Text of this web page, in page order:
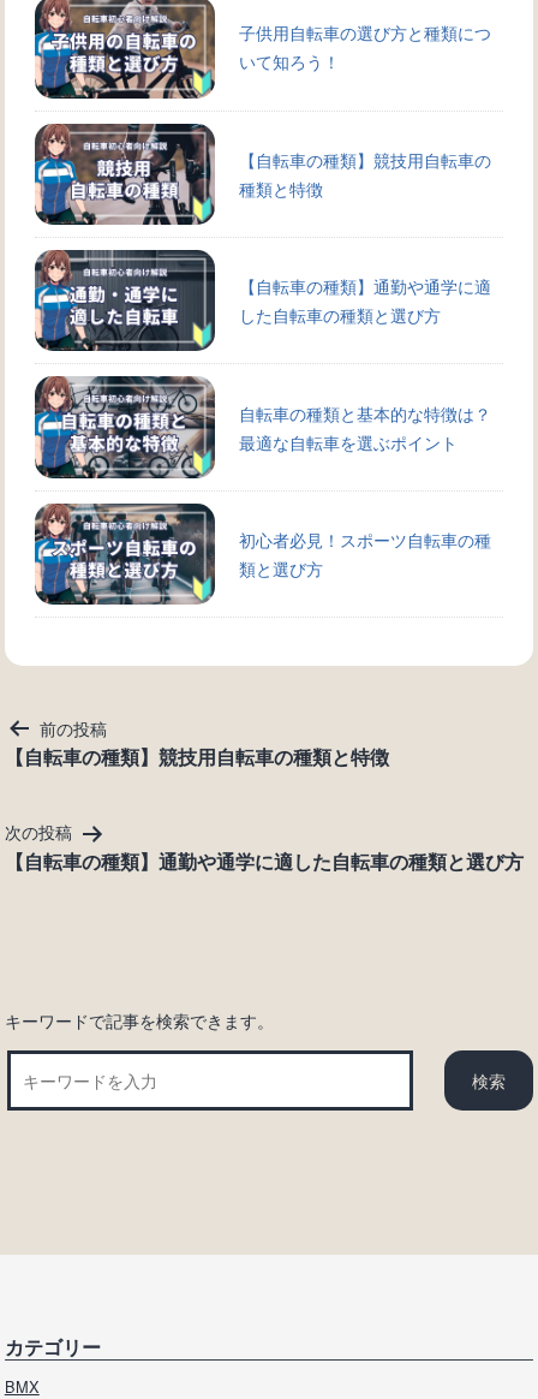
子供用自転車の選び方と種類につ
いて知ろう！
【自転車の種類】競技用自転車の
種類と特徴
【自転車の種類】通勤や通学に適
した自転車の種類と選び方
自転車の種類と基本的な特徴は？
最適な自転車を選ぶポイント
初心者必見！スポーツ自転車の種
類と選び方
投
稿
ゲ
ー
前の投稿
【自転車の種類】競技用自転車の種類と特徴
次の投稿
【自転車の種類】通勤や通学に適した自転車の種類と選び方
キーワードで記事を検索できます。
カテゴリー
BMX